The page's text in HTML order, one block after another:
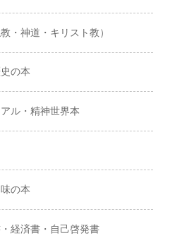
・神道・キリスト教）
の本
ル・精神世界本
の本
経済書・自己啓発書